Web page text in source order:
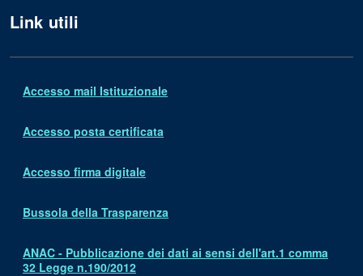
Link utili
Accesso mail Istituzionale
Accesso posta certificata
Accesso firma digitale
Bussola della Trasparenza
ANAC - Pubblicazione dei dati ai sensi dell'art.1 comma
32 Legge n.190/2012